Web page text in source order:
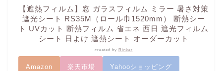
【遮熱フィルム】窓 ガラスフィルム ミラー 暑さ対策
遮光シート RS35M（ロール巾1520mm） 断熱シー
ト UVカット 断熱フィルム 省エネ 西日 遮光フィルム
シート 日よけ 遮熱シート オーダーカット
created by Rinker
Amazon 楽天市場 Yahooショッピング